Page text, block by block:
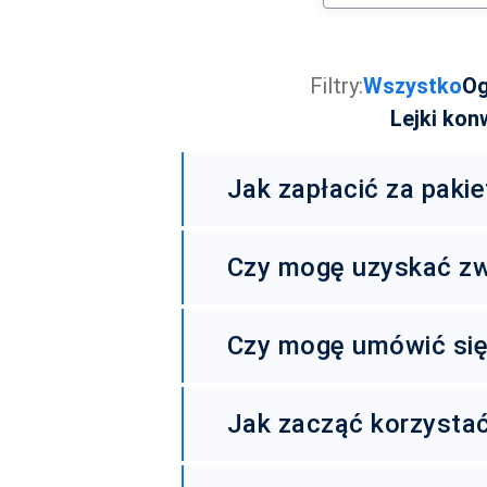
Filtry:Wszystko
Lejki
Jak zapłacić za
Możesz zapłacić za wybrany pakiet dla
Czy mogę uzyskać
Tak, masz prawo do zwrotu pieniędzy w
Czy mogę umówić
Oczywiście! Możesz umówić się
Jak zacząć